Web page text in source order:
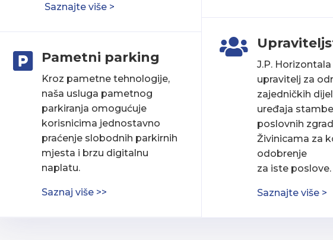
Saznajte više >
 Pametni parking
Kroz pametne tehnologije,
naša usluga pametnog
parkiranja omogućuje
korisnicima jednostavno
praćenje slobodnih parkirnih
mjesta i brzu digitalnu
naplatu.
Saznaj više >>

J.P.
upravitelj za
zajedničkih
uređaja
poslovnih
Živinicama za
odobrenje
za iste poslove.
Saznajte više >